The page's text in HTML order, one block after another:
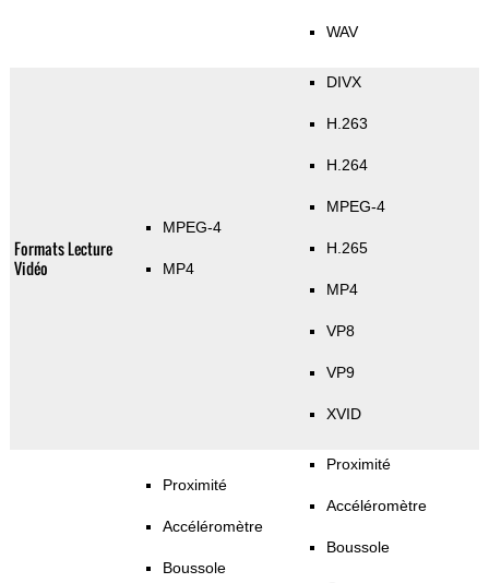
WAV
Formats Lecture
Vidéo
MPEG-4
MP4
DIVX
H.263
H.264
MPEG-4
H.265
MP4
VP8
VP9
XVID
Proximité
Accéléromètre
Boussole
Proximité
Accéléromètre
Boussole